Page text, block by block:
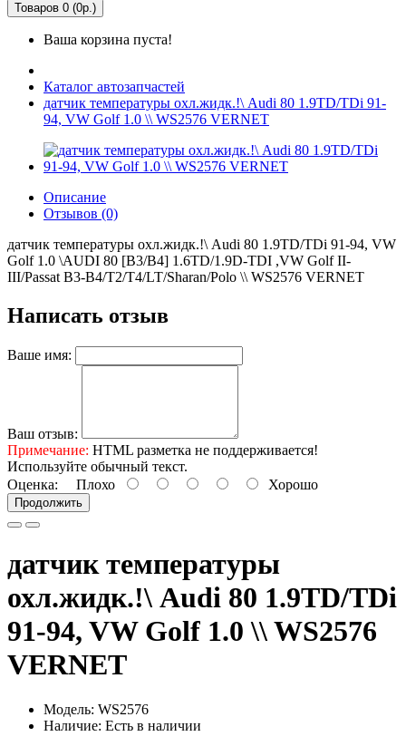
Товаров 0 (0р.)
Ваша корзина пуста!
Каталог автозапчастей
датчик температуры охл.жидк.!\ Audi 80 1.9TD/TDi 91-
94, VW Golf 1.0 \\ WS2576 VERNET
Описание
Отзывов (0)
датчик температуры охл.жидк.!\ Audi 80 1.9TD/TDi 91-94, VW
Golf 1.0 \AUDI 80 [B3/B4] 1.6TD/1.9D-TDI ,VW Golf II-
III/Passat B3-B4/T2/T4/LT/Sharan/Polo \\ WS2576 VERNET
Написать отзыв
Ваше имя:
Ваш отзыв:
Примечание: HTML разметка не поддерживается!
Используйте обычный текст.
Оценка: Плохо Хорошо
Продолжить
датчик температуры
охл.жидк.!\ Audi 80 1.9TD/TDi
91-94, VW Golf 1.0 \\ WS2576
VERNET
Модель: WS2576
Наличие: Есть в наличии